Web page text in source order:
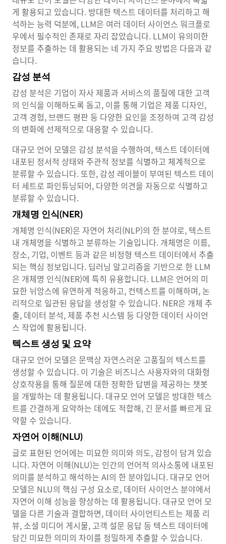
게 활용되고 있습니다. 방대한 텍스트 데이터를 처리하고 해
석하는 능력 덕분에, LLM은 여러 데이터 사이언스 워크플로
우에서 필수적인 존재로 자리 잡았습니다. LLM이 유의미한
정보를 추출하는 데 활용되는 네 가지 주요 방법은 다음과 같
습니다.
감성 분석
감성 분석은 기업이 자사 제품과 서비스의 품질에 대한 고객
의 인식을 이해하도록 돕고, 이를 통해 기업은 제품 디자인,
고객 경험, 브랜드 평판 등 다양한 요인을 조정하여 고객 감성
의 변화에 선제적으로 대응할 수 있습니다.
대규모 언어 모델은 감성 분석을 수행하여, 텍스트 데이터에
내포된 정서적 상태와 주관적 정보를 식별하고 체계적으로
분류할 수 있습니다. 또한, 감성 레이블이 부여된 텍스트 데이
터 세트로 파인튜닝되어, 다양한 의견을 자동으로 식별하고
분류할 수 있습니다.
개체명 인식(NER)
개체명 인식(NER)은 자연어 처리(NLP)의 한 분야로, 텍스트
내 개체명을 식별하고 분류하는 기술입니다. 개체명은 이름,
장소, 기업, 이벤트 등과 같은 비정형 텍스트 데이터에서 추출
되는 핵심 정보입니다. 딥러닝 알고리즘을 기반으로 한 LLM
은 개체명 인식(NER)에 특히 유용합니다. LLM은 언어의 미
묘한 뉘앙스에 유연하게 적응하고, 컨텍스트를 이해하며, 논
리적으로 일관된 응답을 생성할 수 있습니다. NER은 개체 추
출, 데이터 분석, 제품 추천 시스템 등 다양한 데이터 사이언
스 작업에 활용됩니다.
텍스트 생성 및 요약
대규모 언어 모델은 문맥상 자연스러운 고품질의 텍스트를
생성할 수 있습니다. 이 기술은 비즈니스 사용자와의 대화형
상호작용을 통해 질문에 대한 정확한 답변을 제공하는 챗봇
을 개발하는 데 활용됩니다. 대규모 언어 모델은 방대한 텍스
트를 간결하게 요약하는 데에도 적합해, 긴 문서를 빠르게 요
약할 수 있습니다.
자연어 이해(NLU)
글로 표현된 언어에는 미묘한 의미와 의도, 감정이 담겨 있습
니다. 자연어 이해(NLU)는 인간의 언어적 의사소통에 내포된
의미를 분석하고 해석하는 AI의 한 분야입니다. 대규모 언어
모델은 NLU의 핵심 구성 요소로, 데이터 사이언스 분야에서
자연어 이해 성능을 향상하는 데 활용됩니다. 대규모 언어 모
델을 다른 기술과 결합하면, 데이터 사이언티스트는 제품 리
뷰, 소셜 미디어 게시물, 고객 설문 응답 등 텍스트 데이터에
담긴 미묘한 의미의 차이를 정밀하게 추출할 수 있습니다.